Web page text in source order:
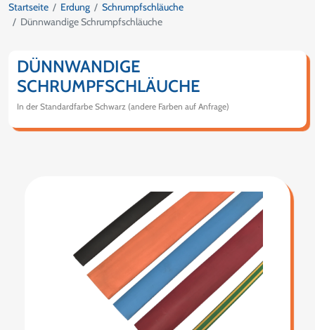
Startseite Erdung
Schrumpfschläuche
Dünnwandige Schrumpfschläuche
DÜNNWANDIGE
SCHRUMPFSCHLÄUCHE
In der Standardfarbe Schwarz (andere Farben auf Anfrage)